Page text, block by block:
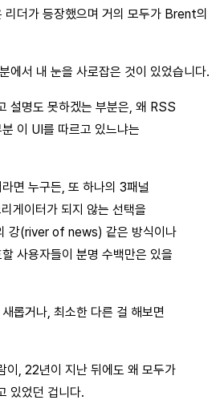
더가 등장했으며 거의 모두가 Brent의
에서 내 눈을 사로잡은 것이 있었습니다.
설명도 못하겠는 부분은, 왜 RSS
이 UI를 따르고 있느냐는
면 누구든, 또 하나의 3패널
게이터가 되지 않는 선택을
강(river of news) 같은 방식이나
사용자들이 분명 수백만은 있을
롭거나, 최소한 다른 걸 해보면
이, 22년이 지난 뒤에도 왜 모두가
있었던 겁니다.